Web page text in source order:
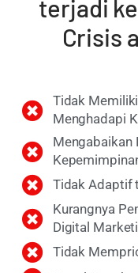
terjadi
Crisis
Tidak
Menghadapi
Mengabaikan
Tidak Adaptif
Kurangnya
Digital
Tidak